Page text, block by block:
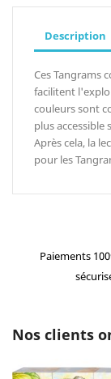
Description
Ces Tangrams
facilitent
couleurs sont
plus accessible
Après cela, la
pour les
Paiements
Nos clients